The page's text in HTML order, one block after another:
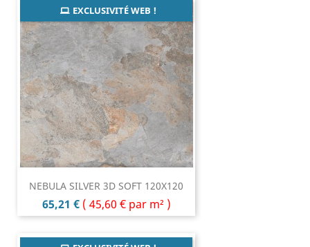
NEBULA SILVER 3D SOFT 120X120
Prix
65,21 € ( 45,60 € par m² )
EXCLUSIVITÉ WEB !